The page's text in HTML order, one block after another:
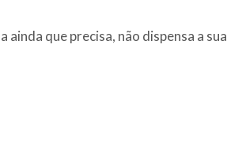
que precisa, não dispensa a sua